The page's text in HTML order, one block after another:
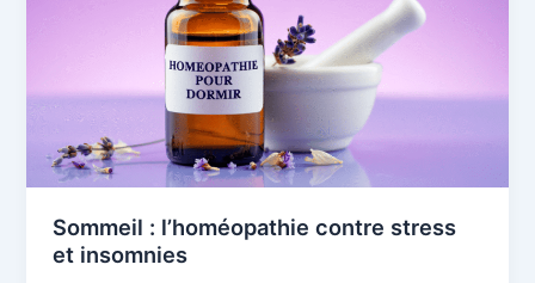
Sommeil : l’homéopathie contre stress
et insomnies
insomnies